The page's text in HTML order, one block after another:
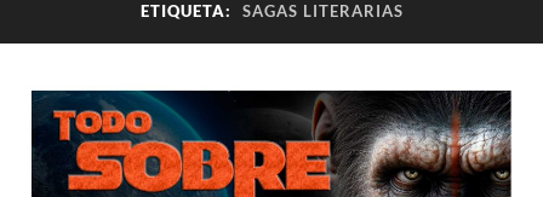
ETIQUETA: SAGAS LITERARIAS